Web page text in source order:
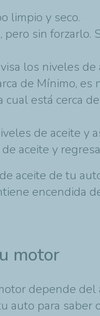
limpio y seco.
sin forzarlo.
los niveles
de Mínimo,
está cerca
de aceite y
aceite y
aceite de tu
encendida
motor
depende
auto para saber